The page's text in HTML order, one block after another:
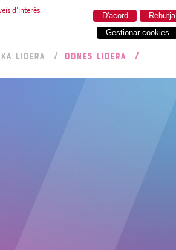
d’interès.
Rebutja
D'acord
Gestionar cookies
LIDERA DONES LIDERA